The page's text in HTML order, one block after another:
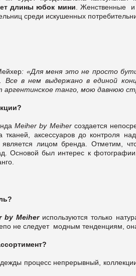
длины юбок мини . Женственные
среди искушенных
: «Для меня это не просто
Все в нем выдержано в единой
аргентинское танго, мою давнюю
Meiher by Meiherсоздается
тканей, аксессуаров до контроля
лицом бренда. Отметим,
Основой был интерес к
by Meiherиспользуются только
не следует модным тенденциям, она
процесс непрерывный,